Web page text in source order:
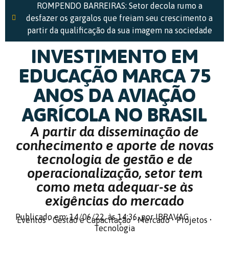
ROMPENDO BARREIRAS: Setor decola rumo a
desfazer os gargalos que freiam seu crescimento a
partir da qualificação da sua imagem na sociedade
INVESTIMENTO EM
EDUCAÇÃO MARCA 75
ANOS DA AVIAÇÃO
AGRÍCOLA NO BRASIL
A partir da disseminação de
conhecimento e aporte de novas
tecnologia de gestão e de
operacionalização, setor tem
como meta adequar-se às
exigências do mercado
Publicado em: 14/06/22,às 14:36,por IBRAVAG
Eventos•Gestão e Capacitação•Mercado•Projetos •
Tecnologia